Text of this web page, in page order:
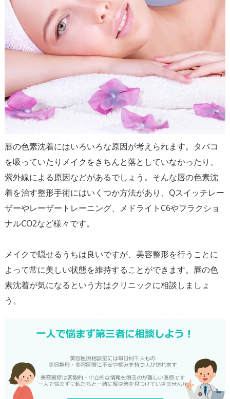
唇の色素沈着にはいろいろな原因が考えられます。タバコ
を吸っていたりメイクをきちんと落としていなかったり、
紫外線による原因などがあるでしょう。そんな唇の色素沈
着を治す整形手術にはいくつか方法があり、Qスイッチレー
ザーやレーザートレーニング、メドライトC6やフラクショ
ナルCO2など様々です。
メイクで隠せるうちは良いですが、美容整形を行うことに
よって常に美しい状態を維持することができます。唇の色
素沈着が気になるという方はクリニックに相談しましょ
う。